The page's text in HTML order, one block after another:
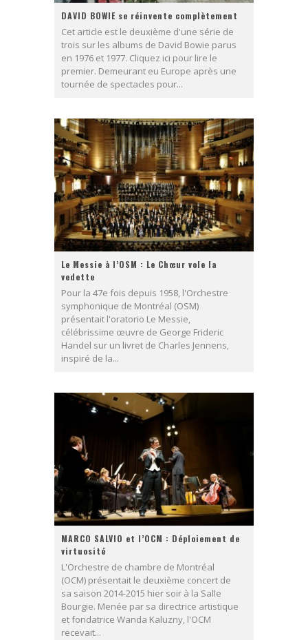
DAVID BOWIE se réinvente complètement
Cet article est le deuxième d'une série de
trois sur les albums de David Bowie parus
en 1976 et 1977. Cliquez ici pour lire le
premier. Demeurant eu Europe après une
tournée de spectacles pour...
Le Messie à l’OSM : Le Chœur vole la
vedette
Pour la 47e fois depuis 1958, l'Orchestre
symphonique de Montréal (OSM)
présentait l'oratorio Le Messie,
célébrissime œuvre de George Frideric
Handel sur un livret de Charles Jennens,
inspiré de la...
MARCO SALVIO et l’OCM : Déploiement de
virtuosité
L'Orchestre de chambre de Montréal
(OCM) présentait le deuxième concert de
sa saison 2014-2015 hier soir à la Salle
Bourgie. Menée par sa directrice artistique
et fondatrice Wanda Kaluzny, l'OCM
recevait...